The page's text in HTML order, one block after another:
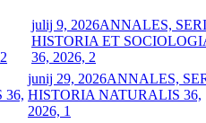
julij 9, 2026ANNALES,
HISTORIA ET
36, 2026, 2
junij 29, 2026ANNALES,
HISTORIA NATURALIS 36,
2026, 1